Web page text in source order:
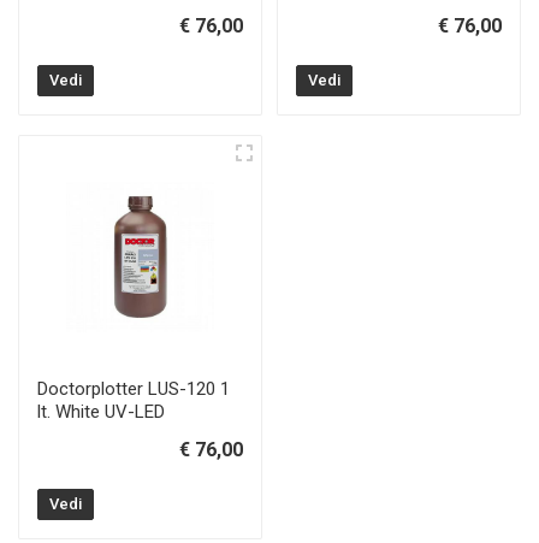
€ 76,00
Vedi
€ 76,00
Vedi
Doctorplotter LUS-120 1
lt. White UV-LED
€ 76,00
Vedi